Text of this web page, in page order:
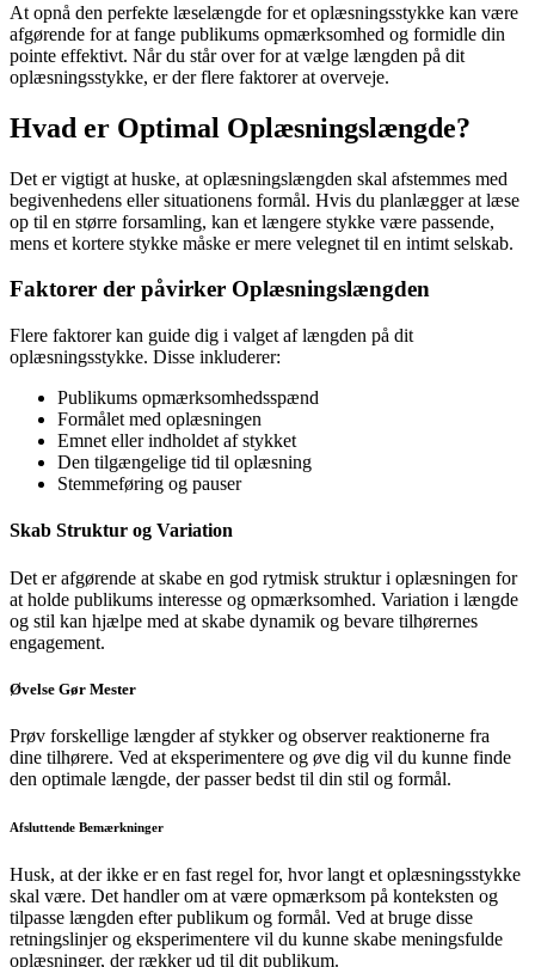
At opnå den perfekte læselængde for et oplæsningsstykke kan være
afgørende for at fange publikums opmærksomhed og formidle din
pointe effektivt. Når du står over for at vælge længden på dit
oplæsningsstykke, er der flere faktorer at overveje.
Hvad er Optimal Oplæsningslængde?
Det er vigtigt at huske, at oplæsningslængden skal afstemmes med
begivenhedens eller situationens formål. Hvis du planlægger at læse
op til en større forsamling, kan et længere stykke være passende,
mens et kortere stykke måske er mere velegnet til en intimt selskab.
Faktorer der påvirker Oplæsningslængden
Flere faktorer kan guide dig i valget af længden på dit
oplæsningsstykke. Disse inkluderer:
Publikums opmærksomhedsspænd
Formålet med oplæsningen
Emnet eller indholdet af stykket
Den tilgængelige tid til oplæsning
Stemmeføring og pauser
Skab Struktur og Variation
Det er afgørende at skabe en god rytmisk struktur i oplæsningen for
at holde publikums interesse og opmærksomhed. Variation i længde
og stil kan hjælpe med at skabe dynamik og bevare tilhørernes
engagement.
Øvelse Gør Mester
Prøv forskellige længder af stykker og observer reaktionerne fra
dine tilhørere. Ved at eksperimentere og øve dig vil du kunne finde
den optimale længde, der passer bedst til din stil og formål.
Afsluttende Bemærkninger
Husk, at der ikke er en fast regel for, hvor langt et oplæsningsstykke
skal være. Det handler om at være opmærksom på konteksten og
tilpasse længden efter publikum og formål. Ved at bruge disse
retningslinjer og eksperimentere vil du kunne skabe meningsfulde
oplæsninger, der rækker ud til dit publikum.